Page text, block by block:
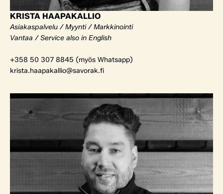
KRISTA HAAPAKALLIO
Asiakaspalvelu / Myynti / Markkinointi
Vantaa / Service also in English
+358 50 307 8845 (myös Whatsapp)
krista.haapakallio@savorak.fi